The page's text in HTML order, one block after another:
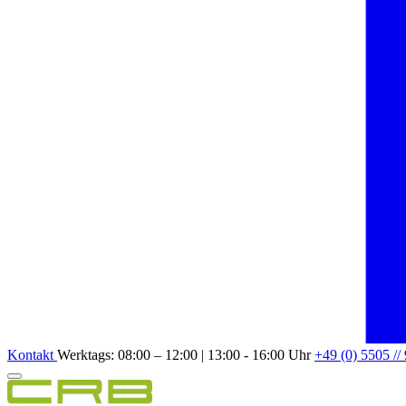
Kontakt Werktags: 08:00 – 12:00 | 13:00 - 16:00 Uhr+49 (0) 5505 //